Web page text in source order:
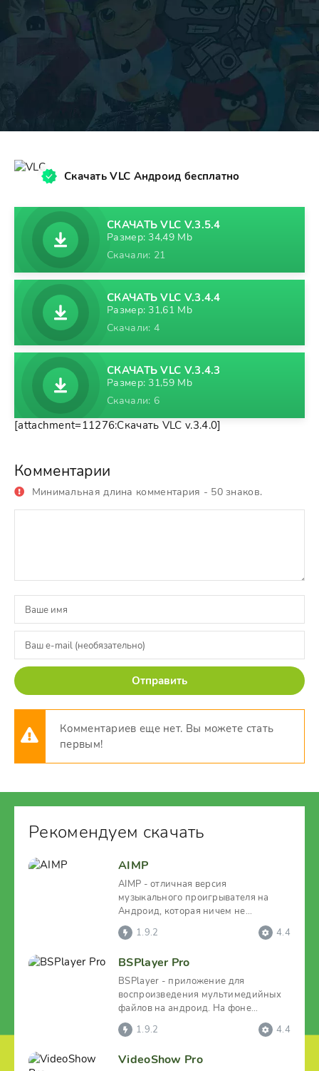
Скачать VLC Андроид бесплатно
СКАЧАТЬ VLC V.3.5.4
Размер: 34,49 Mb
Скачали: 21
СКАЧАТЬ VLC V.3.4.4
Размер: 31,61 Mb
Скачали: 4
СКАЧАТЬ VLC V.3.4.3
Размер: 31,59 Mb
Скачали: 6
[attachment=11276:Скачать VLC v.3.4.0]
Комментарии
Минимальная длина комментария - 50 знаков.
Отправить
Комментариев еще нет. Вы можете стать
первым!
Рекомендуем скачать
AIMP
AIMP - отличная версия
музыкального проигрывателя на
Андроид, которая ничем не
отличается от полноценных
компьютерных
1.9.2 4.4
BSPlayer Pro
BSPlayer - приложение для
воспроизведения мультимедийных
файлов на андроид. На фоне
аналогов эта программа выделяется
в
1.9.2 4.4
VideoShow Pro